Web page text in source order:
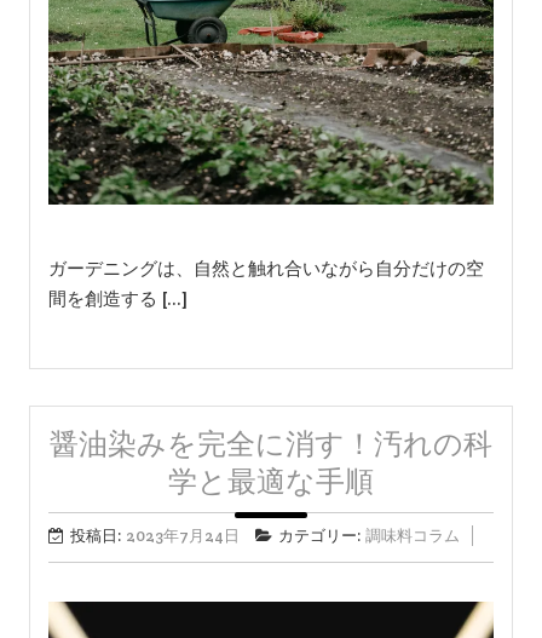
ガーデニングは、自然と触れ合いながら自分だけの空
間を創造する […]
醤油染みを完全に消す！汚れの科
学と最適な手順
投稿日: 2023年7月24日 カテゴリー: 調味料コラム